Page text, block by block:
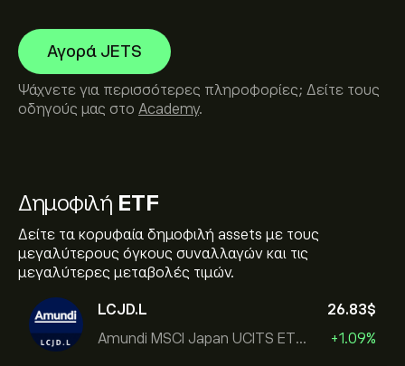
Δημοφιλή ETF
Δείτε τα κορυφαία δημοφιλή assets με τους
μεγαλύτερους όγκους συναλλαγών και τις
μεγαλύτερες μεταβολές τιμών.
LCJD.L
Amundi MSCI Japan UCITS ETF Acc
26.83‎$‎
+1.09%
Αγορά JETS
Ψάχνετε για περισσότερες πληροφορίες; Δείτε τους
οδηγούς μας στο Academy.